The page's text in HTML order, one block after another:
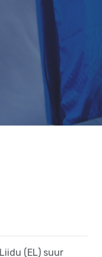
(EL) suur